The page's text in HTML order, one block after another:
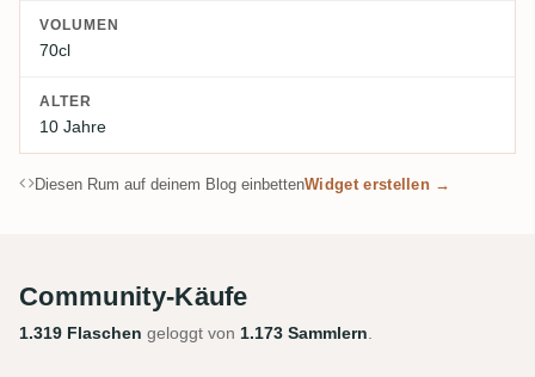
VOLUMEN
70cl
ALTER
10 Jahre
Diesen Rum auf deinem Blog einbettenWidget erstellen →
Community-Käufe
1.319 Flaschen geloggt von 1.173 Sammlern.